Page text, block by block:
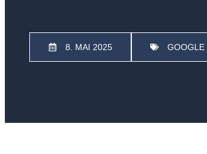
8. MAI 2025 GOOGLE